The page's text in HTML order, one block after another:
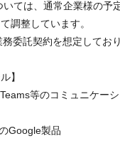
いては、通常企業様の予
調整しています。
務委託契約を想定してお
】
等のコミュニケー
Google製品